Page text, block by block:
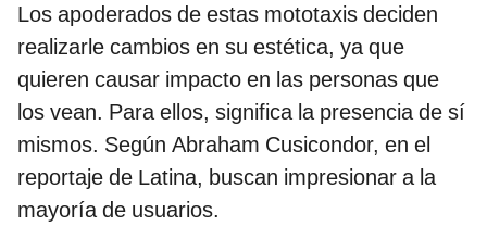
Los apoderados de estas mototaxis deciden
realizarle cambios en su estética, ya que
quieren causar impacto en las personas que
los vean. Para ellos, significa la presencia de sí
mismos. Según Abraham Cusicondor, en el
reportaje de Latina, buscan impresionar a la
mayoría de usuarios.